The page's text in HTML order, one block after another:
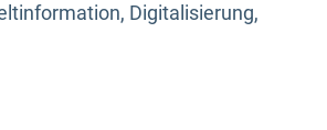
Digitalisierung,